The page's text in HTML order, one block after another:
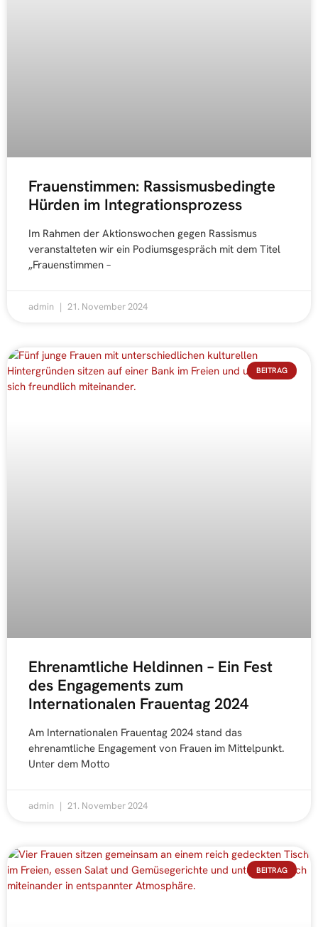
Frauenstimmen: Rassismusbedingte
Hürden im Integrationsprozess
Im Rahmen der Aktionswochen gegen Rassismus
veranstalteten wir ein Podiumsgespräch mit dem Titel
„Frauenstimmen –
admin 21. November 2024
BEITRAG
Ehrenamtliche Heldinnen – Ein Fest
des Engagements zum
Internationalen Frauentag 2024
Am Internationalen Frauentag 2024 stand das
ehrenamtliche Engagement von Frauen im Mittelpunkt.
Unter dem Motto
admin 21. November 2024
BEITRAG